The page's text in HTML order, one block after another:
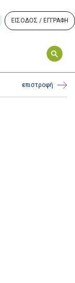
ΕΙΣΟΔΟΣ / ΕΓΓΡΑΦΗ
επιστροφή